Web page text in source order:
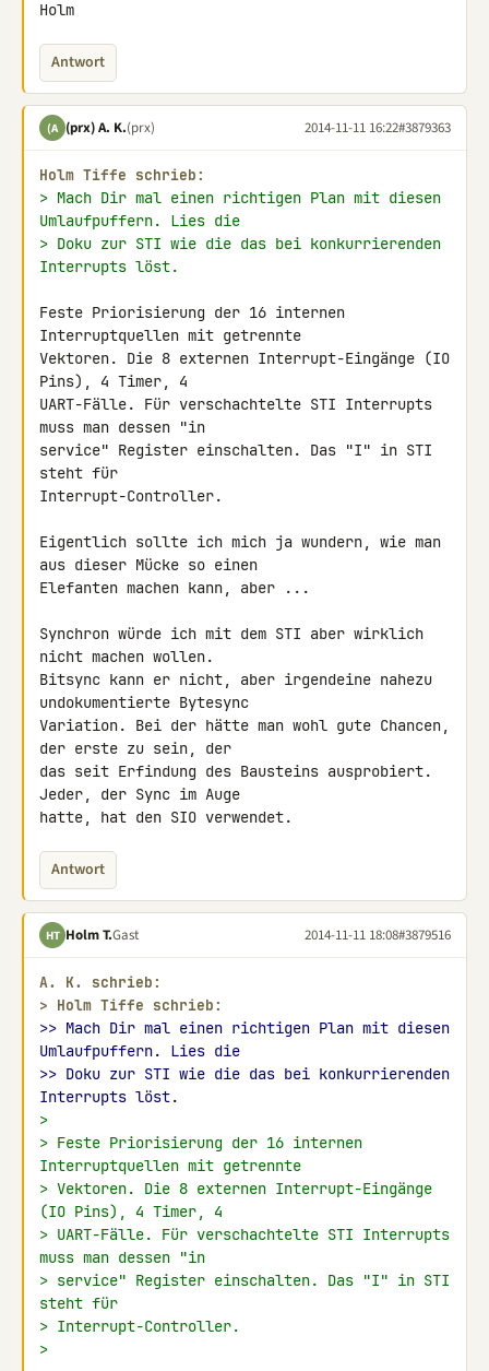
Holm
Antwort
(A (prx) A. K.(prx) 2014-11-11 16:22#3879363
Holm Tiffe schrieb:
> Mach Dir mal einen richtigen Plan mit diesen
Umlaufpuffern. Lies die
> Doku zur STI wie die das bei konkurrierenden
Interrupts löst.
Feste Priorisierung der 16 internen
Interruptquellen mit getrennte
Vektoren. Die 8 externen Interrupt-Eingänge (IO
Pins), 4 Timer, 4
UART-Fälle. Für verschachtelte STI Interrupts
muss man dessen "in
service" Register einschalten. Das "I" in STI
steht für
Interrupt-Controller.
Eigentlich sollte ich mich ja wundern, wie man
aus dieser Mücke so einen
Elefanten machen kann, aber ...
Synchron würde ich mit dem STI aber wirklich
nicht machen wollen.
Bitsync kann er nicht, aber irgendeine nahezu
undokumentierte Bytesync
Variation. Bei der hätte man wohl gute Chancen,
der erste zu sein, der
das seit Erfindung des Bausteins ausprobiert.
Jeder, der Sync im Auge
hatte, hat den SIO verwendet.
Antwort
HT Holm T.Gast 2014-11-11 18:08#3879516
A. K. schrieb:
> Holm Tiffe schrieb:
>> Mach Dir mal einen richtigen Plan mit diesen
Umlaufpuffern. Lies die
>> Doku zur STI wie die das bei konkurrierenden
Interrupts löst.
>
> Feste Priorisierung der 16 internen
Interruptquellen mit getrennte
> Vektoren. Die 8 externen Interrupt-Eingänge
(IO Pins), 4 Timer, 4
> UART-Fälle. Für verschachtelte STI Interrupts
muss man dessen "in
> service" Register einschalten. Das "I" in STI
steht für
> Interrupt-Controller.
>